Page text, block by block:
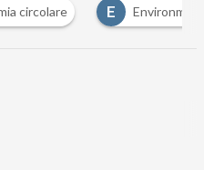
Environmental Social